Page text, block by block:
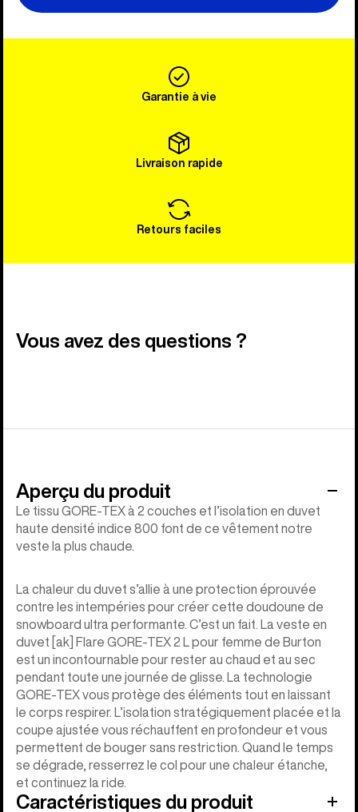
Garantie à vie
Livraison rapide
Retours faciles
Vous avez des questions ?
Aperçu du produit
Le tissu GORE-TEX à 2 couches et l’isolation en duvet
haute densité indice 800 font de ce vêtement notre
veste la plus chaude.
La chaleur du duvet s’allie à une protection éprouvée
contre les intempéries pour créer cette doudoune de
snowboard ultra performante. C’est un fait. La veste en
duvet [ak] Flare GORE-TEX 2 L pour femme de Burton
est un incontournable pour rester au chaud et au sec
pendant toute une journée de glisse. La technologie
GORE-TEX vous protège des éléments tout en laissant
le corps respirer. L’isolation stratégiquement placée et la
coupe ajustée vous réchauffent en profondeur et vous
permettent de bouger sans restriction. Quand le temps
se dégrade, resserrez le col pour une chaleur étanche,
et continuez la ride.
Caractéristiques du produit